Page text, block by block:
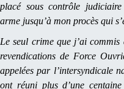
placé sous contrôle
arme jusqu’à mon procès qui
Le seul crime que j’ai
revendications de Force
appelées par l’intersyndicale
ont réuni plus d’une